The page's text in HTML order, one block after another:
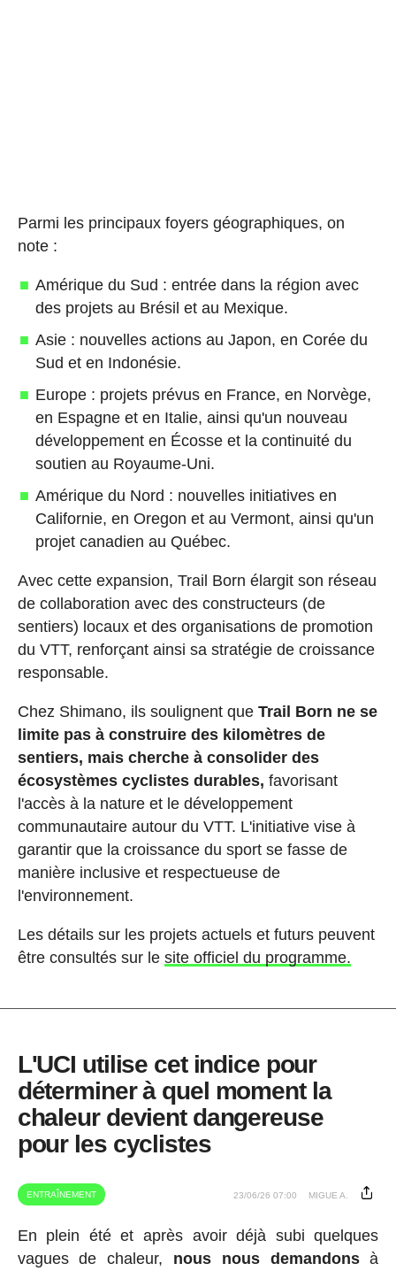
Parmi les principaux foyers géographiques, on
note :
Amérique du Sud : entrée dans la région avec
des projets au Brésil et au Mexique.
Asie : nouvelles actions au Japon, en Corée du
Sud et en Indonésie.
Europe : projets prévus en France, en Norvège,
en Espagne et en Italie, ainsi qu'un nouveau
développement en Écosse et la continuité du
soutien au Royaume-Uni.
Amérique du Nord : nouvelles initiatives en
Californie, en Oregon et au Vermont, ainsi qu'un
projet canadien au Québec.
Avec cette expansion, Trail Born élargit son réseau
de collaboration avec des constructeurs (de
sentiers) locaux et des organisations de promotion
du VTT, renforçant ainsi sa stratégie de croissance
responsable.
Chez Shimano, ils soulignent que Trail Born ne se
limite pas à construire des kilomètres de
sentiers, mais cherche à consolider des
écosystèmes cyclistes durables, favorisant
l'accès à la nature et le développement
communautaire autour du VTT. L'initiative vise à
garantir que la croissance du sport se fasse de
manière inclusive et respectueuse de
l'environnement.
Les détails sur les projets actuels et futurs peuvent
être consultés sur le site officiel du programme.
L'UCI utilise cet indice pour
déterminer à quel moment la
chaleur devient dangereuse
pour les cyclistes
ENTRAÎNEMENT 23/06/26 07:00 MIGUE A.
En plein été et après avoir déjà subi quelques
vagues de chaleur, nous nous demandonsà